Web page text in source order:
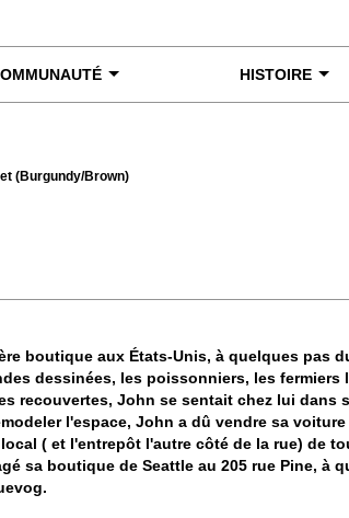
HISTOIRE
(Burgundy/Brown)
boutique aux États-Unis, à quelques pas
dessinées, les poissonniers, les
recouvertes, John se sentait chez lui dans
l'espace, John a dû vendre sa
( et l'entrepôt l'autre côté de la rue) de
sa boutique de Seattle au 205 rue Pine, à